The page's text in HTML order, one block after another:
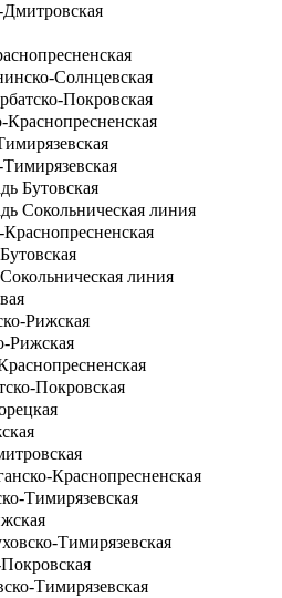
Солнцевская
Покровская
Краснопресненская
Бутовская
Сокольническая линия
Краснопресненская
Бутовская
Сокольническая линия
Рижская
Рижская
Покровская
Краснопресненская
Тимирязевская
Тимирязевская
Тимирязевская